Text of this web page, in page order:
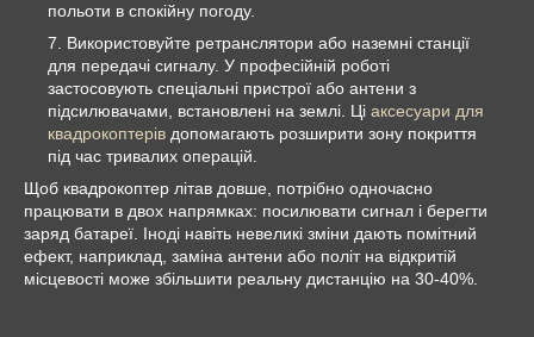
польоти в спокійну погоду.
Використовуйте ретранслятори або наземні станції
для передачі сигналу. У професійній роботі
застосовують спеціальні пристрої або антени з
підсилювачами, встановлені на землі. Ці аксесуари для
квадрокоптерів допомагають розширити зону покриття
під час тривалих операцій.
Щоб квадрокоптер літав довше, потрібно одночасно
працювати в двох напрямках: посилювати сигнал і берегти
заряд батареї. Іноді навіть невеликі зміни дають помітний
ефект, наприклад, заміна антени або політ на відкритій
місцевості може збільшити реальну дистанцію на 30-40%.